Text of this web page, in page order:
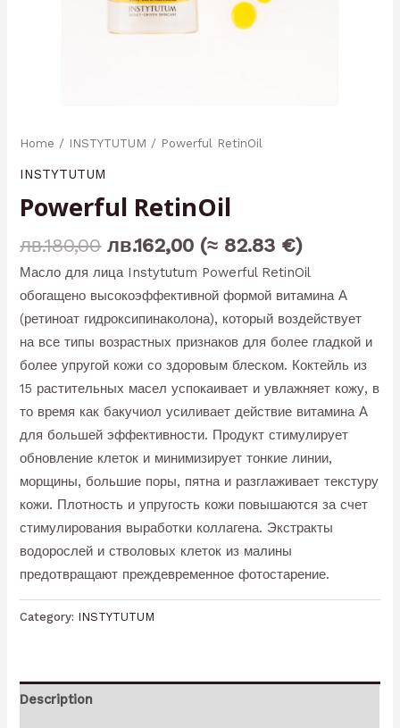
Home / INSTYTUTUM / Powerful RetinOil
INSTYTUTUM
Powerful RetinOil
лв.180,00 лв.162,00 (≈ 82.83 €)
Масло для лица Instytutum Powerful RetinOil
обогащено высокоэффективной формой витамина А
(ретиноат гидроксипинаколона), который воздействует
на все типы возрастных признаков для более гладкой и
более упругой кожи со здоровым блеском. Коктейль из
15 растительных масел успокаивает и увлажняет кожу, в
то время как бакучиол усиливает действие витамина А
для большей эффективности. Продукт стимулирует
обновление клеток и минимизирует тонкие линии,
морщины, большие поры, пятна и разглаживает текстуру
кожи. Плотность и упругость кожи повышаются за счет
стимулирования выработки коллагена. Экстракты
водорослей и стволовых клеток из малины
предотвращают преждевременное фотостарение.
Category: INSTYTUTUM
Description